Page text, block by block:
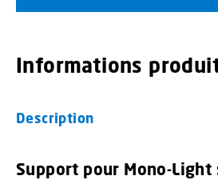
Informations
Description
Support pour Mono-Light